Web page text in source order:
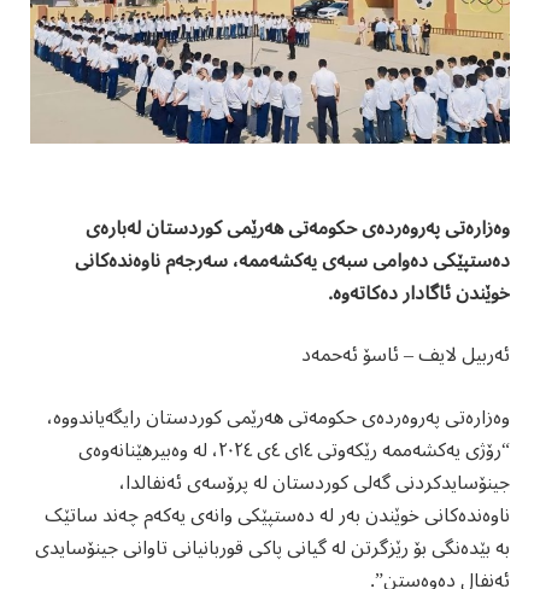
وەزارەتی پەروەردەی حکومەتی هەرێمی کوردستان لەبارەی
دەستپێکی دەوامی سبەی یەکشەممە، سەرجەم ناوەندەکانی
خوێندن ئاگادار دەکاتەوە.
ئەربیل لایف – ئاسۆ ئەحمەد
وەزارەتی پەروەردەی حکومەتی هەرێمی کوردستان رایگەیاندووە،
“رۆژی یەکشەممە رێکەوتی ۱٤ی ٤ی ۲۰۲٤، لە وەبیرهێنانەوەی
جینۆسایدکردنی گەلی کوردستان لە پرۆسەی ئەنفالدا،
ناوەندەکانی خوێندن بەر لە دەستپێکی وانەی یەکەم چەند ساتێک
بە بێدەنگی بۆ رێزگرتن لە گیانی پاکی قوربانیانی تاوانی جینۆسایدی
ئەنفال دەوەستن”.